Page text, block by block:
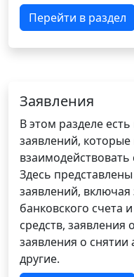
Перейти в раздел
Заявления
В этом разделе
заявлений,
Здесь
заявлений, включая
банковского счета
средств, заявления
заявления о снятии
другие.